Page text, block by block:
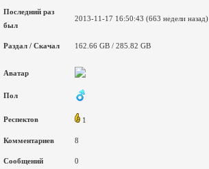
Последний раз
был
2013-11-17 16:50:43 (663 недели назад)
Раздал / Скачал 162.66 GB / 285.82 GB
Аватар
Пол
Респектов 1
Комментариев 8
Сообщений 0